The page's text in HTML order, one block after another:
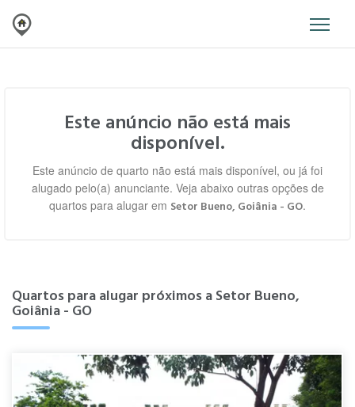
Este anúncio não está mais
disponível.
Este anúncio de quarto não está mais disponível, ou já foi
alugado pelo(a) anunciante. Veja abaixo outras opções de
quartos para alugar em Setor Bueno, Goiânia - GO.
Quartos para alugar próximos a Setor Bueno,
Goiânia - GO